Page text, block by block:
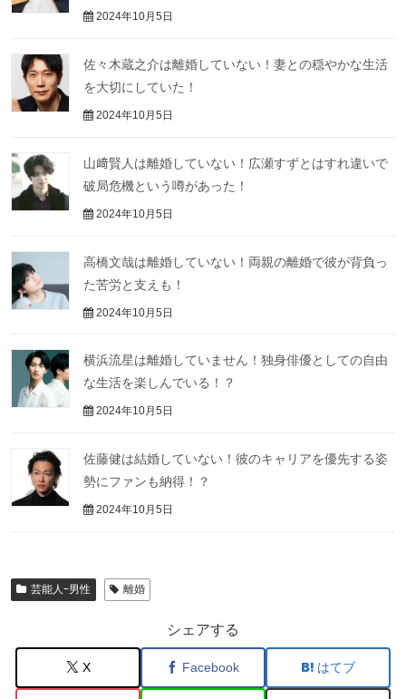
2024年10月5日
佐々木蔵之介は離婚していない！妻との穏やかな生活
を大切にしていた！
2024年10月5日
山﨑賢人は離婚していない！広瀬すずとはすれ違いで
破局危機という噂があった！
2024年10月5日
高橋文哉は離婚していない！両親の離婚で彼が背負っ
た苦労と支えも！
2024年10月5日
横浜流星は離婚していません！独身俳優としての自由
な生活を楽しんでいる！？
2024年10月5日
佐藤健は結婚していない！彼のキャリアを優先する姿
勢にファンも納得！？
2024年10月5日
芸能人ｰ男性 離婚
シェアする
X Facebook はてブ